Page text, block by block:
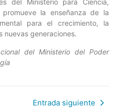
del Ministerio para Ciencia,
la enseñanza de la
para el crecimiento, la
nuevas generaciones.
del Ministerio del Poder
Entrada siguiente